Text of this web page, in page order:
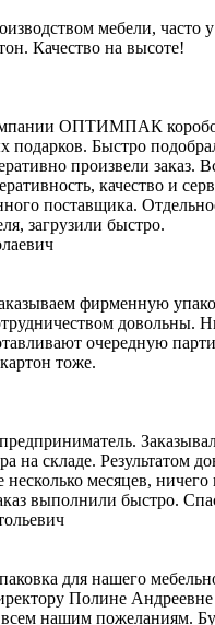
мебели, часто
Качество на высоте!
ОПТИМПАК
подарков. Быстро
произвели заказ.
качество и
поставщика.
загрузили быстро.
фирменную
довольны.
очередную
тоже.
на складе. Результатом
несколько месяцев,
выполнили быстро.
для нашего
Полине Андреевне
нашим пожеланиям.